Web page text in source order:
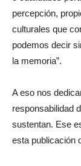
percepción,
culturales que
podemos decir
la memoria”.
A eso nos
responsabilidad
sustentan. Ese
esta publicación